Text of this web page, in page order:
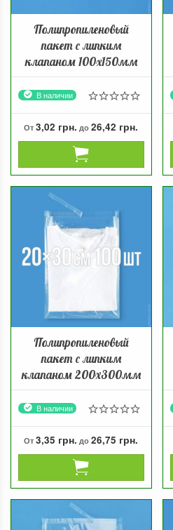
Полипропиленовый
пакет с липким
клапаном 100x150мм
В наличии
От3,02 грн. до26,42 грн.
Полипропиленовый
пакет с липким
клапаном 200х300мм
В наличии
От3,35 грн. до26,75 грн.